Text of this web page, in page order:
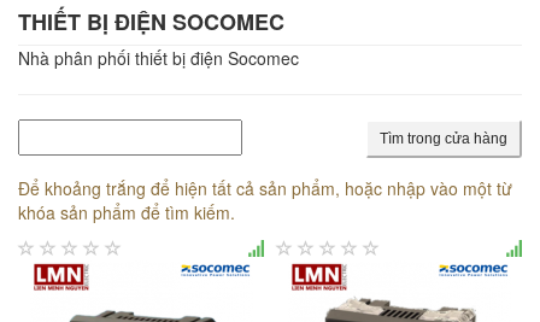
THIẾT BỊ ĐIỆN SOCOMEC
Nhà phân phối thiết bị điện Socomec
Tìm trong cửa hàng
Để khoảng trắng để hiện tất cả sản phẩm, hoặc nhập vào một từ
khóa sản phẩm để tìm kiếm.